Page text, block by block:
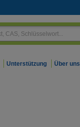
Unterstützung Über uns